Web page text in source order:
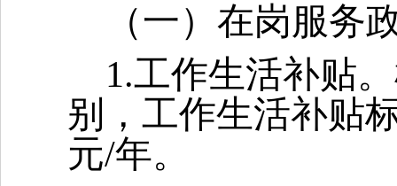
（一）在岗服务
1.工作生活补贴
别，工作生活补贴
元/年。